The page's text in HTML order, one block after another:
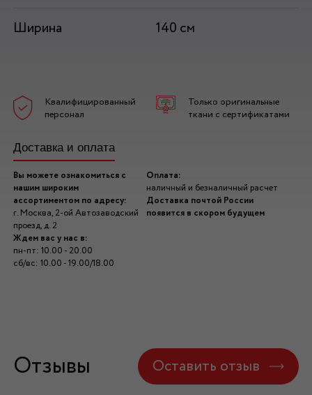
Ширина
140 см
Квалифицированный
персонал
Только оригинальные
ткани с сертификатами
Доставка и оплата
Вы можете ознакомиться с
нашим широким
ассортиментом по адресу:
г. Москва, 2-ой Автозаводский
проезд, д. 2
Ждем вас у нас в:
пн-пт: 10.00 - 20.00
сб/вс: 10.00 - 19.00/18.00
Оплата:
наличный и безналичный расчет
Доставка почтой России
появится в скором будущем
Отзывы Оставить отзыв